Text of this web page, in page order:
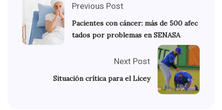
Previous Post
Pacientes con cáncer: más de 500 afec
tados por problemas en SENASA
Next Post
Situación crítica para el Licey